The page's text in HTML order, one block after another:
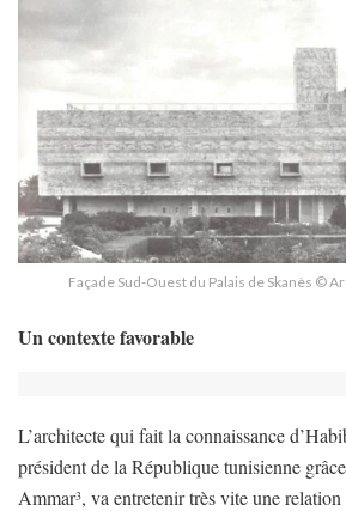
Façade Sud-Ouest du Palais de Skanès ©
Un contexte favorable
L’architecte qui fait la connaissance
président de la République tunisienne
Ammar3, va entretenir très vite une